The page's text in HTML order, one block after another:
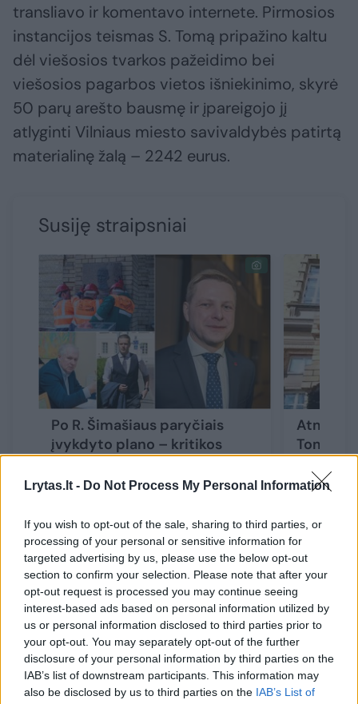
Lrytas.lt - Do Not Process My Personal Information
If you wish to opt-out of the sale, sharing to third parties, or
processing of your personal or sensitive information for
targeted advertising by us, please use the below opt-out
section to confirm your selection. Please note that after your
opt-out request is processed you may continue seeing
interest-based ads based on personal information utilized by
us or personal information disclosed to third parties prior to
your opt-out. You may separately opt-out of the further
disclosure of your personal information by third parties on the
IAB’s list of downstream participants. This information may
also be disclosed by us to third parties on the IAB’s List of
transliavo ir komentavo internete. Pirmosios
instancijos teismas S. Tomą pripažino kaltu
dėl viešosios tvarkos pažeidimo bei
viešosios pagarbos vietos išniekinimo, skyrė
50 parų arešto bausmę ir įpareigojo jį
atlyginti Vilniaus miesto savivaldybės patirtą
materialinę žalą – 2242 eurus.
Susiję straipsniai
Po R. Šimašiaus paryčiais
įvykdyto plano – kritikos
Landsbergio dūriai
Tomas
Bylą apeliacine tvarka išnagrinėjęs Vilniaus
apygardos teismas S. Tomą dėl viešosios
pagarbos vietos išniekinimo išteisino. Tokį
sprendimą šis teismas argumentavo tuo, kad
sunaikinta memorialinė lenta žymėjo Jono